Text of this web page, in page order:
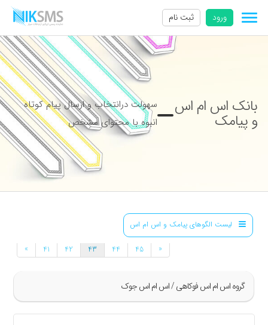
ورود ثبت نام
بانک اس ام اس
و پیامک
سهولت درانتخاب و ارسال پیام کوتاه
انبوه با محتوای مشخص
لیست الگوهای پیامک و اس ام اس
گروه اس ام اس فوکاهی / اس ام اس جوک
» 41 42 43 44 45 «